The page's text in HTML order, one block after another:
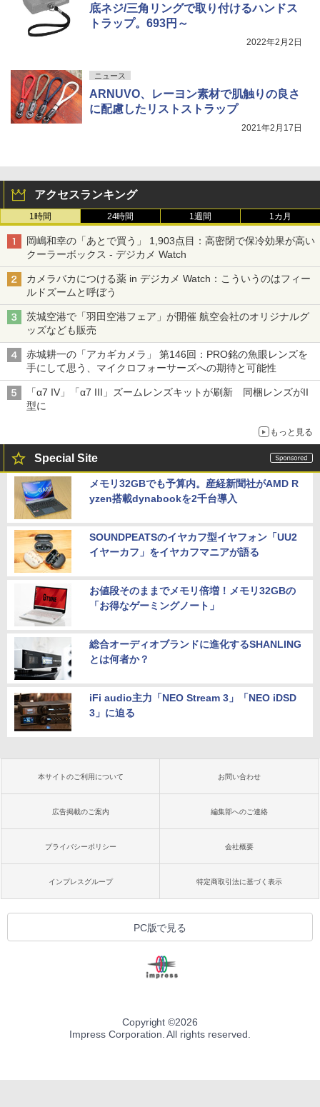
底ネジ/三角リングで取り付けるハンドス
トラップ。693円～
2022年2月2日
ニュース
ARNUVO、レーヨン素材で肌触りの良さ
に配慮したリストストラップ
2021年2月17日
アクセスランキング
1時間 24時間 1週間 1カ月
岡嶋和幸の「あとで買う」 1,903点目：高密閉で保冷効果が高い
クーラーボックス - デジカメ Watch
カメラバカにつける薬 in デジカメ Watch：こういうのはフィー
ルドズームと呼ぼう
茨城空港で「羽田空港フェア」が開催 航空会社のオリジナルグ
ッズなども販売
赤城耕一の「アカギカメラ」 第146回：PRO銘の魚眼レンズを
手にして思う、マイクロフォーサーズへの期待と可能性
「α7 IV」「α7 III」ズームレンズキットが刷新 同梱レンズがII
型に
もっと見る
Special Site
メモリ32GBでも予算内。産経新聞社がAMD R
yzen搭載dynabookを2千台導入
SOUNDPEATSのイヤカフ型イヤフォン「UU2
イヤーカフ」をイヤカフマニアが語る
お値段そのままでメモリ倍増！メモリ32GBの
「お得なゲーミングノート」
総合オーディオブランドに進化するSHANLING
とは何者か？
iFi audio主力「NEO Stream 3」「NEO iDSD
3」に迫る
本サイトのご利用について お問い合わせ
広告掲載のご案内 編集部へのご連絡
プライバシーポリシー 会社概要
インプレスグループ 特定商取引法に基づく表示
PC版で見る
Copyright ©2026
Impress Corporation. All rights reserved.